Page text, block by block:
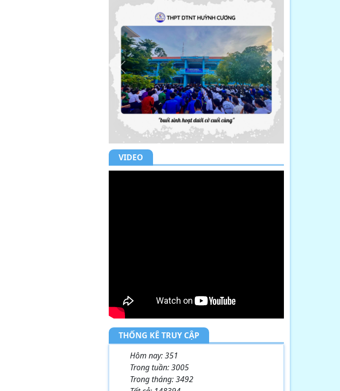
Previous Next
VIDEO
THỐNG KÊ TRUY CẬP
Hôm nay:351
Trong tuần:3005
Tất cả:148394